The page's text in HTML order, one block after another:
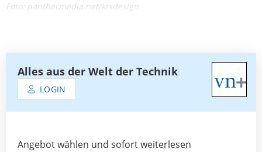
Foto: panthermedia.net/ktsdesign
Alles aus der Welt der Technik
LOGIN
Angebot wählen und sofort weiterlesen